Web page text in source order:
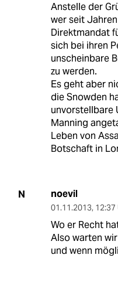
Anstelle der
wer seit
Direktmandat
sich bei ihren
unscheinbare
zu werden.
Es geht aber
die Snowden
unvorstellbare
Manning
Leben von
Botschaft in
N noevil
01.11.2013, 12:37
Wo er Recht
Also warten
und wenn